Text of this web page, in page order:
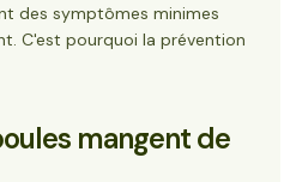
des symptômes minimes
C'est pourquoi la prévention
mangent de